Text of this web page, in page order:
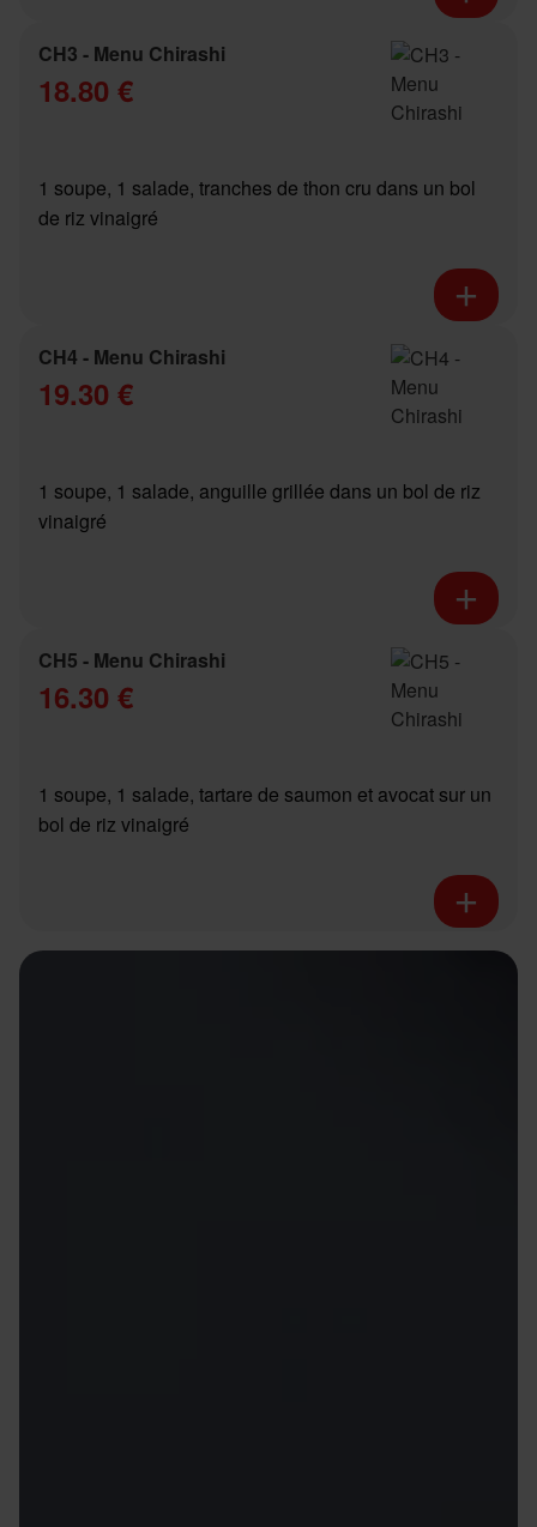
CH3 - Menu Chirashi
18.80 €
1 soupe, 1 salade, tranches de thon cru dans un bol
de riz vinaigré
CH4 - Menu Chirashi
19.30 €
1 soupe, 1 salade, anguille grillée dans un bol de riz
vinaigré
CH5 - Menu Chirashi
16.30 €
1 soupe, 1 salade, tartare de saumon et avocat sur un
bol de riz vinaigré